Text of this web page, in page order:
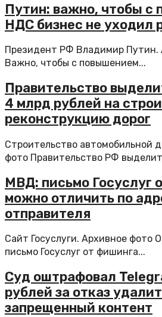
Путин: важно, чтобы с
НДС бизнес не уходил
Президент РФ Владимир Путин.
Важно, чтобы с повышением...
Правительство
4 млрд рублей на
реконструкцию дорог
Строительство автомобильной
фото Правительство РФ
МВД: письмо Госуслуг
можно отличить по
отправителя
Сайт Госуслуги. Архивное фото
письмо Госуслуг от фишинга...
Суд оштрафовал
рублей за отказ
запрещенный контент